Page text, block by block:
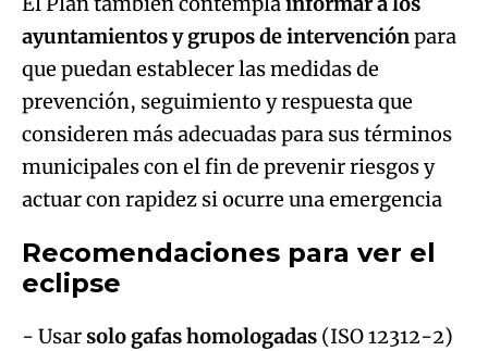
ayuntamientos y grupos de intervenciónpara
que puedan establecer las medidas de
prevención, seguimiento y respuesta que
consideren más adecuadas para sus términos
municipales con el fin de prevenir riesgos y
actuar con rapidez si ocurre una emergencia
Recomendaciones para ver el
eclipse
- Usarsolo gafas homologadas (ISO 12312-2)